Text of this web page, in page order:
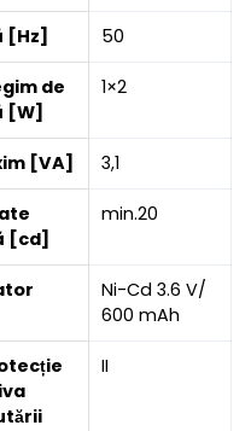
[Hz] 50
de
[W]
1×2
[VA] 3,1
[cd]
min.20
Ni-Cd 3.6 V/
600 mAh
II